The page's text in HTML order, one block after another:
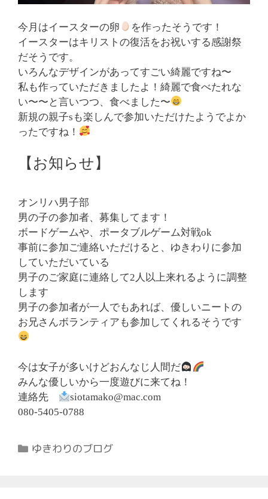
今月はイースターの卵
を作ったそうです！
イースターはキリストの復活をお祝いする感謝祭
だそうです。
いろんなデザインがあってすごい綺麗ですね〜
私も作っていただきましたよ！綺麗で食べたれな
い〜〜と言いつつ、食べました〜
新規の親子sも楽しんで参加いただけたようでよか
ったですね！
【お知らせ】
オンリハ男子部
男の子の参加者、募集してます！
ボードゲームや、ポータブルゲーム対戦ok
事前に参加ご連絡いただけると、ゆきわりに参加
していただいている
男子のご家庭に連絡して2人以上来れるように調整
します
男子の参加者が一人でもあれば、優しいニートの
お兄さんボランティアも参加してくれるそうです
今は女子が多いけどおんなじ人間だ
みんな優しいから一度遊びに来てね！
連絡先
siotamako@mac.com
080-5405-0788
カ
ゆきわりのブログ